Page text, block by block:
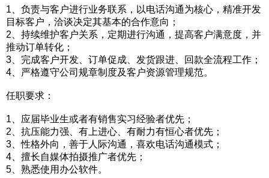
1、负责与客户进行业务联系，以电话沟通为核心，精准开发
目标客户，洽谈决定其基本的合作意向；
2、持续维护客户关系，定期进行沟通，提高客户满意度，并
推动订单转化；
3、完成客户开发、订单促成、发货跟进、回款全流程工作；
4、严格遵守公司规章制度及客户资源管理规范。
任职要求：
1、应届毕业生或者有销售实习经验者优先；
2、抗压能力强、有上进心、有耐力有恒心者优先；
3、性格外向，善于人际沟通，喜欢电话沟通模式；
4、擅长自媒体拍摄推广者优先；
5、熟悉使用办公软件。